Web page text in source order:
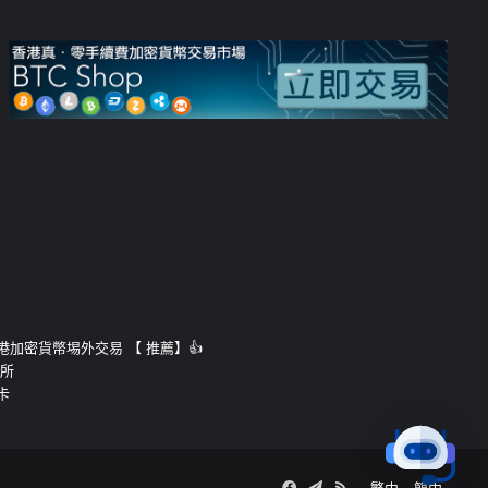
加密貨幣埸外交易 【 推薦】👍